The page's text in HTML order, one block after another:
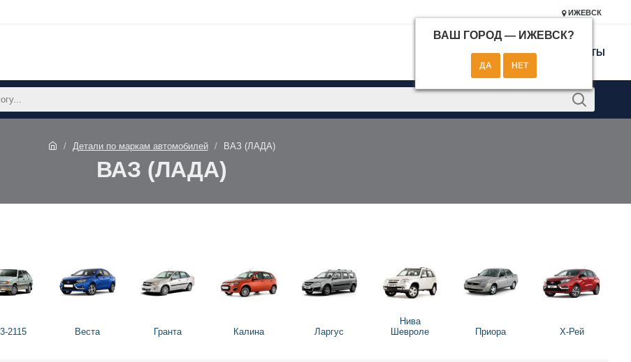
ИЖЕВСК
ВАШ ГОРОД — ИЖЕВСК?
КОНТАКТЫ
Детали по маркам автомобилей ВАЗ (ЛАДА)
ВАЗ (ЛАДА)
2115 Веста Гранта Калина Ларгус
Нива
Шевроле
Приора Х-Рей